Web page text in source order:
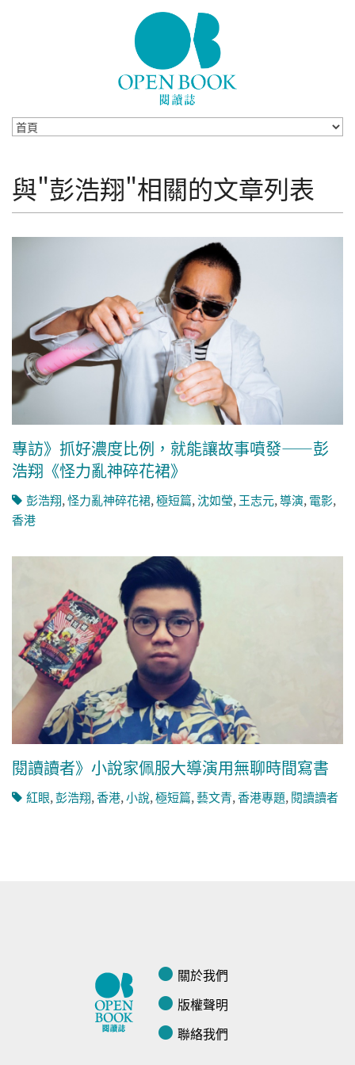
與"彭浩翔"相關的文章列表
專訪》抓好濃度比例，就能讓故事噴發——彭
浩翔《怪力亂神碎花裙》
彭浩翔,怪力亂神碎花裙,極短篇,沈如瑩,王志元,導演,電影,
香港
閱讀讀者》小說家佩服大導演用無聊時間寫書
紅眼,彭浩翔,香港,小說,極短篇, 藝文青,香港專題, 閱讀讀者
關於我們
版權聲明
聯絡我們